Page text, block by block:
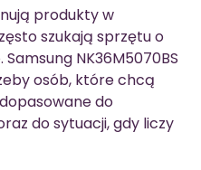
produkty w
szukają sprzętu o
NK36M5070BS
osób, które chcą
do
do sytuacji, gdy liczy